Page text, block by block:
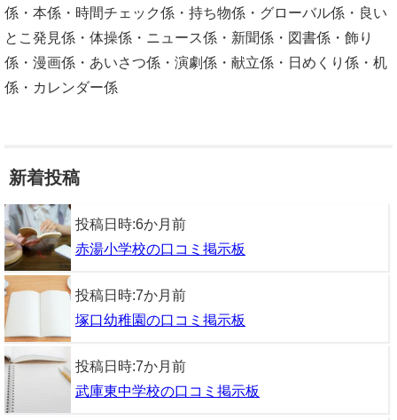
係・本係・時間チェック係・持ち物係・グローバル係・良い
とこ発見係・体操係・ニュース係・新聞係・図書係・飾り
係・漫画係・あいさつ係・演劇係・献立係・日めくり係・机
係・カレンダー係
新着投稿
投稿日時:6か月前
赤湯小学校の口コミ掲示板
投稿日時:7か月前
塚口幼稚園の口コミ掲示板
投稿日時:7か月前
武庫東中学校の口コミ掲示板